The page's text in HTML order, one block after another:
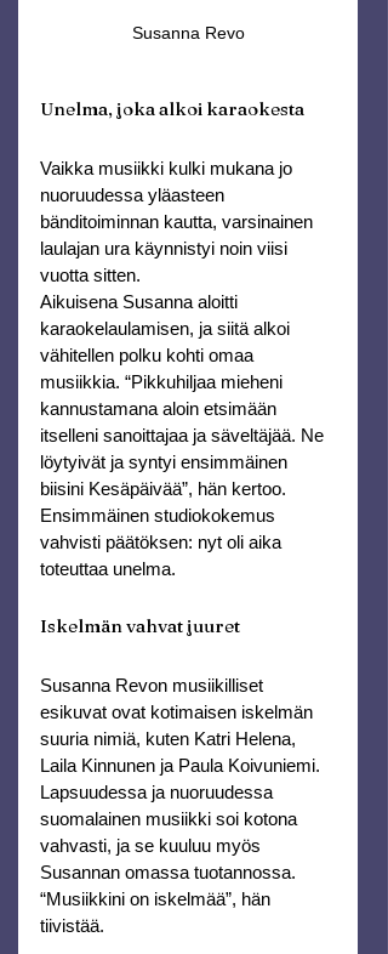
Susanna Revo
Unelma, joka alkoi karaokesta
Vaikka musiikki kulki mukana jo
nuoruudessa yläasteen
bänditoiminnan kautta, varsinainen
laulajan ura käynnistyi noin viisi
vuotta sitten.
Aikuisena Susanna aloitti
karaokelaulamisen, ja siitä alkoi
vähitellen polku kohti omaa
musiikkia. “Pikkuhiljaa mieheni
kannustamana aloin etsimään
itselleni sanoittajaa ja säveltäjää. Ne
löytyivät ja syntyi ensimmäinen
biisini Kesäpäivää”, hän kertoo.
Ensimmäinen studiokokemus
vahvisti päätöksen: nyt oli aika
toteuttaa unelma.
Iskelmän vahvat juuret
Susanna Revon musiikilliset
esikuvat ovat kotimaisen iskelmän
suuria nimiä, kuten Katri Helena,
Laila Kinnunen ja Paula Koivuniemi.
Lapsuudessa ja nuoruudessa
suomalainen musiikki soi kotona
vahvasti, ja se kuuluu myös
Susannan omassa tuotannossa.
“Musiikkini on iskelmää”, hän
tiivistää.